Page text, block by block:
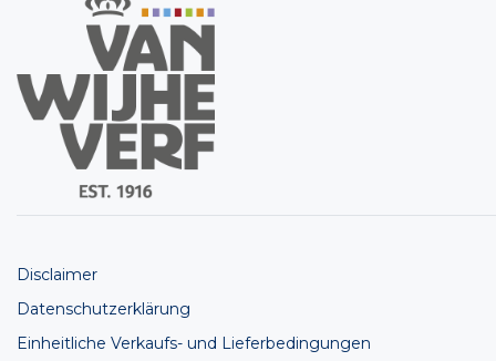
Disclaimer
Datenschutzerklärung
Einheitliche Verkaufs- und Lieferbedingungen